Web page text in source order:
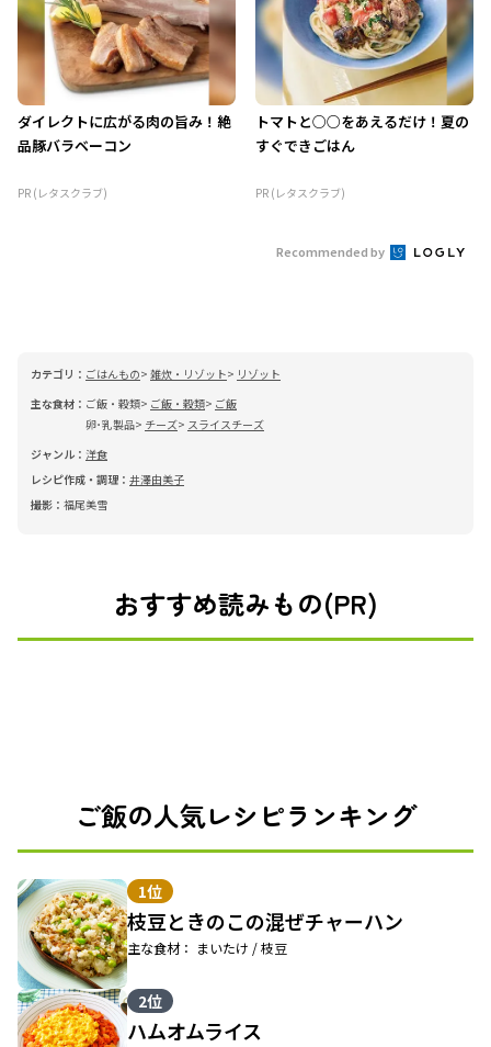
ダイレクトに広がる肉の旨み！絶
品豚バラベーコン
PR (レタスクラブ)
トマトと○○をあえるだけ！夏の
すぐできごはん
PR (レタスクラブ)
Recommended by
カテゴリ： ごはんもの 雑炊・リゾット
リゾット
主な食材： ご飯・穀類 ご飯・穀類
ご飯
卵･乳製品
チーズ
スライスチーズ
ジャンル： 洋食
レシピ作成・調理： 井澤由美子
撮影： 福尾美雪
おすすめ読みもの(PR)
ご飯の人気レシピランキング
1位
枝豆ときのこの混ぜチャーハン
主な食材： まいたけ / 枝豆
2位
ハムオムライス